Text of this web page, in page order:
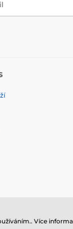
Více